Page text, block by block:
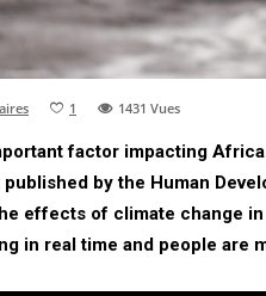
1 1431 Vues
factor impacting
published by the Human
effects of climate change
in real time and people are